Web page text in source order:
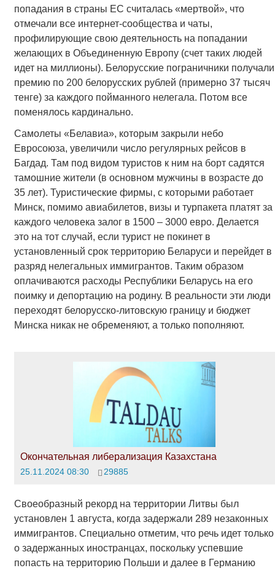
попадания в страны ЕС считалась «мертвой», что
отмечали все интернет-сообщества и чаты,
профилирующие свою деятельность на попадании
желающих в Объединенную Европу (счет таких людей
идет на миллионы). Белорусские пограничники получали
премию по 200 белорусских рублей (примерно 37 тысяч
тенге) за каждого пойманного нелегала. Потом все
поменялось кардинально.
Самолеты «Белавиа», которым закрыли небо
Евросоюза, увеличили число регулярных рейсов в
Багдад. Там под видом туристов к ним на борт садятся
тамошние жители (в основном мужчины в возрасте до
35 лет). Туристические фирмы, с которыми работает
Минск, помимо авиабилетов, визы и турпакета платят за
каждого человека залог в 1500 – 3000 евро. Делается
это на тот случай, если турист не покинет в
установленный срок территорию Беларуси и перейдет в
разряд нелегальных иммигрантов. Таким образом
оплачиваются расходы Республики Беларусь на его
поимку и депортацию на родину. В реальности эти люди
переходят белорусско-литовскую границу и бюджет
Минска никак не обременяют, а только пополняют.
Окончательная либерализация Казахстана
25.11.2024 08:30 29885
Своеобразный рекорд на территории Литвы был
установлен 1 августа, когда задержали 289 незаконных
иммигрантов. Специально отметим, что речь идет только
о задержанных иностранцах, поскольку успевшие
попасть на территорию Польши и далее в Германию